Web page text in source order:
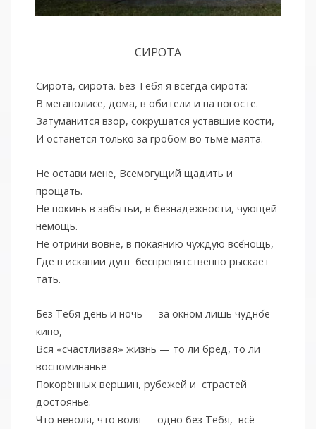
СИРОТА
Сирота, сирота. Без Тебя я всегда сирота:
В мегаполисе, дома, в обители и на погосте.
Затуманится взор, сокрушатся уставшие кости,
И останется только за гробом во тьме маята.
Не остави мене, Всемогущий щадить и
прощать.
Не покинь в забытьи, в безнадежности, чующей
немощь.
Не отрини вовне, в покаянию чуждую всенощь,
Где в искании душ беспрепятственно рыскает
тать.
Без Тебя день и ночь — за окном лишь чудное
кино,
Вся «счастливая» жизнь — то ли бред, то ли
воспоминанье
Покорённых вершин, рубежей и страстей
достоянье.
Что неволя, что воля — одно без Тебя, всё